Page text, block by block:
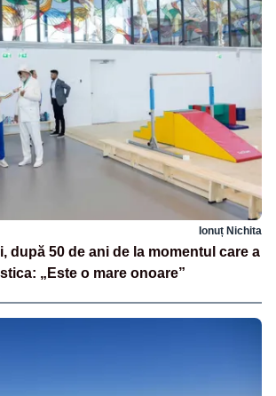
Ionuț Nichita
după 50 de ani de la momentul care a
„Este o mare onoare”